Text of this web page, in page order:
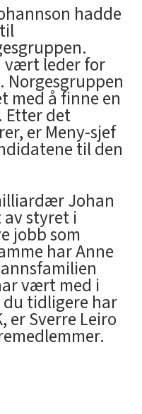
hadde
vært leder for
Norgesgruppen
med å finne en
Etter det
er Meny-sjef
til den
Johan
styret i
jobb som
har Anne
vært med i
du tidligere har
er Sverre Leiro